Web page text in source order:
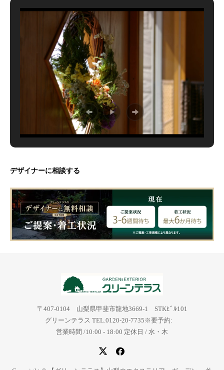
デザイナーに相談する
〒407-0104 山梨県甲斐市龍地3669-1 STKﾋﾞﾙ101
グリーンテラス TEL.0120-20-7735※要予約:
営業時間 /10:00 - 18:00 定休日 / 水・木